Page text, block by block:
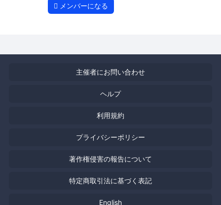
メンバーになる
主催者にお問い合わせ
ヘルプ
利用規約
プライバシーポリシー
著作権侵害の報告について
特定商取引法に基づく表記
English